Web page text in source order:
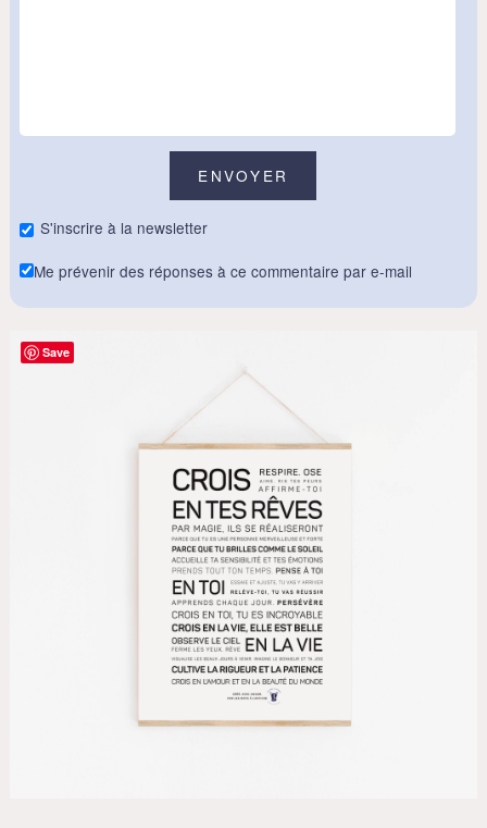
S'inscrire à la newsletter
Me prévenir des réponses à ce commentaire par e-mail
Save